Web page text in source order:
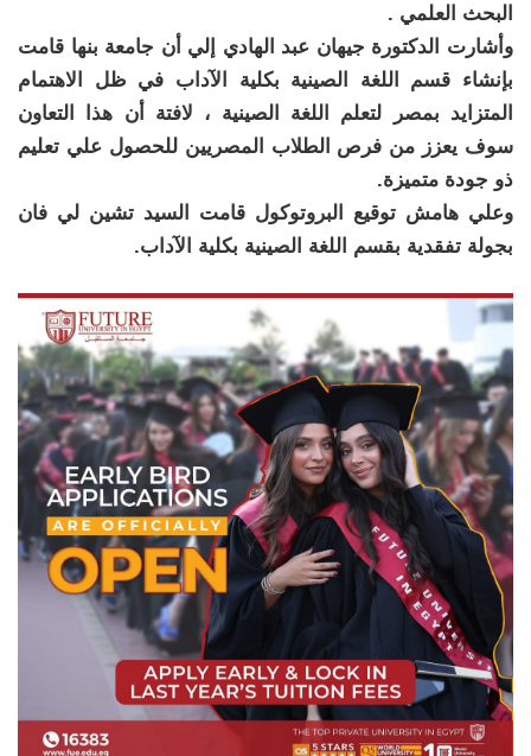
البحث العلمي .
وأشارت الدكتورة جيهان عبد الهادي إلي أن جامعة بنها قامت
بإنشاء قسم اللغة الصينية بكلية الآداب في ظل الاهتمام
المتزايد بمصر لتعلم اللغة الصينية ، لافتة أن هذا التعاون
سوف يعزز من فرص الطلاب المصريين للحصول علي تعليم
ذو جودة متميزة.
وعلي هامش توقيع البروتوكول قامت السيد تشين لي فان
بجولة تفقدية بقسم اللغة الصينية بكلية الآداب.